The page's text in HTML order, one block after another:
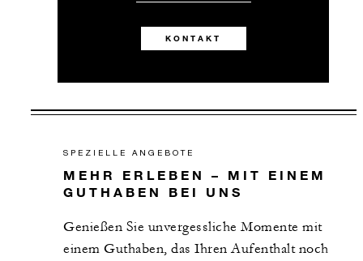
KONTAKT
SPEZIELLE ANGEBOTE
MEHR ERLEBEN – MIT EINEM
GUTHABEN BEI UNS
Genießen Sie unvergessliche Momente mit
einem Guthaben, das Ihren Aufenthalt noch